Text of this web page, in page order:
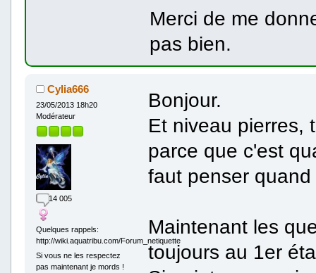
Merci de me
pas bien.
Cylia666
23/05/2013 18h20
Modérateur
14 005
Quelques rappels:
http://wiki.aquatribu.com/Forum_netiquette
Si vous ne les respectez
pas maintenant je mords !
Bonjour.
Et niveau pierres,
parce que c'est
faut penser
Maintenant les
toujours au 1er